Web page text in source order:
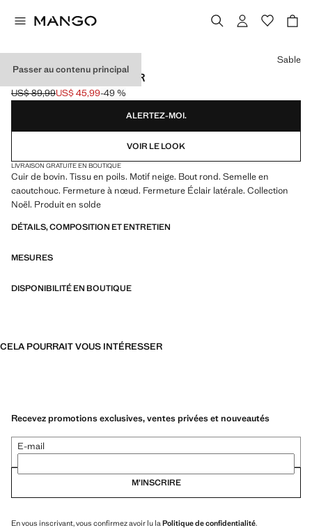
Passer au contenu principal
BOTTINES DÉTAILS CUIR
Prix initial barré [US$ 89,99 ]
US$ 89,99
Prix actuel [US$ 45,99 ]
US$ 45,99-49 %
Choisissez une couleur
Sable
ALERTEZ-MOI.
VOIR LE LOOK
LIVRAISON GRATUITE EN BOUTIQUE
Cuir de bovin. Tissu en poils. Motif neige. Bout rond. Semelle en
caoutchouc. Fermeture à nœud. Fermeture Éclair latérale. Collection
Noël. Produit en solde
DÉTAILS, COMPOSITION ET ENTRETIEN
MESURES
DISPONIBILITÉ EN BOUTIQUE
CELA POURRAIT VOUS INTÉRESSER
Recevez promotions exclusives, ventes privées et nouveautés
E-mail
M’INSCRIRE
En vous inscrivant, vous confirmez avoir lu la Politique de confidentialité.